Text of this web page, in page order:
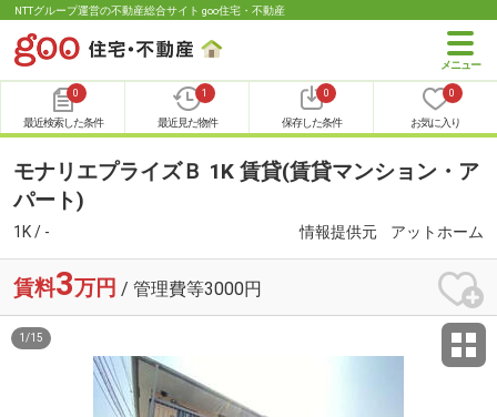
NTTグループ運営の不動産総合サイト goo住宅・不動産
0
最近検索した条件
1
最近見た物件
0
保存した条件
0
お気に入り
モナリエプライズＢ 1K 賃貸(賃貸マンション・ア
パート)
1K / - 情報提供元 アットホーム
賃料3万円 / 管理費等3000円
1 /15